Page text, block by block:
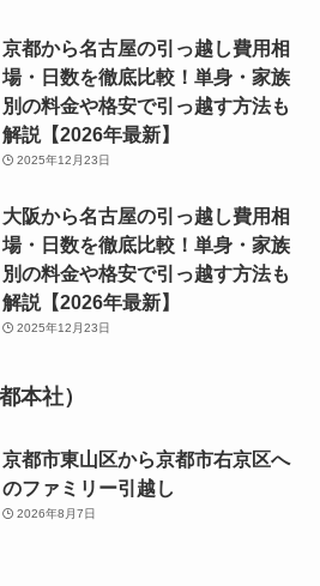
京都から名古屋の引っ越し費用相
場・日数を徹底比較！単身・家族
別の料金や格安で引っ越す方法も
解説【2026年最新】
2025年12月23日
大阪から名古屋の引っ越し費用相
場・日数を徹底比較！単身・家族
別の料金や格安で引っ越す方法も
解説【2026年最新】
2025年12月23日
本社）
京都市東山区から京都市右京区へ
のファミリー引越し
2026年8月7日